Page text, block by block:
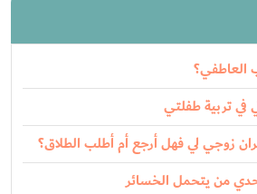
العاطفي؟
في تربية طفلتي
زوجي لي فهل أرجع أم أطلب الطلاق؟
من يتحمل الخسائر